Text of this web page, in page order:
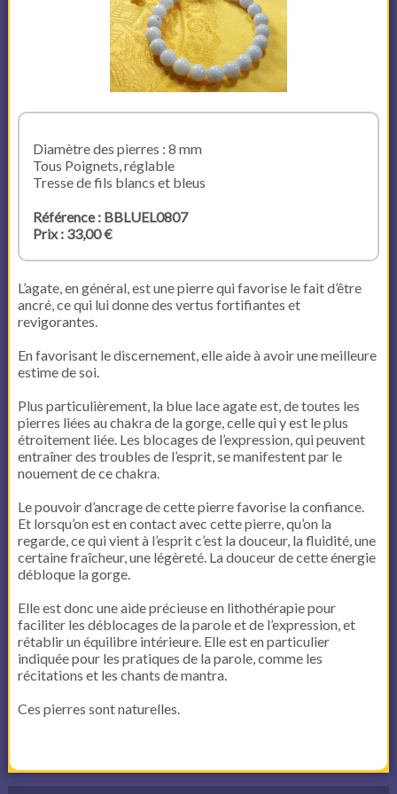
Diamètre des pierres : 8 mm
Tous Poignets, réglable
Tresse de fils blancs et bleus
Référence : BBLUEL0807
Prix : 33,00 €
L’agate, en général, est une pierre qui favorise le fait d’être
ancré, ce qui lui donne des vertus fortifiantes et
revigorantes.
En favorisant le discernement, elle aide à avoir une meilleure
estime de soi.
Plus particulièrement, la blue lace agate est, de toutes les
pierres liées au chakra de la gorge, celle qui y est le plus
étroitement liée. Les blocages de l’expression, qui peuvent
entraîner des troubles de l’esprit, se manifestent par le
nouement de ce chakra.
Le pouvoir d’ancrage de cette pierre favorise la confiance.
Et lorsqu’on est en contact avec cette pierre, qu’on la
regarde, ce qui vient à l’esprit c’est la douceur, la fluidité, une
certaine fraîcheur, une légèreté. La douceur de cette énergie
débloque la gorge.
Elle est donc une aide précieuse en lithothérapie pour
faciliter les déblocages de la parole et de l’expression, et
rétablir un équilibre intérieure. Elle est en particulier
indiquée pour les pratiques de la parole, comme les
récitations et les chants de mantra.
Ces pierres sont naturelles.